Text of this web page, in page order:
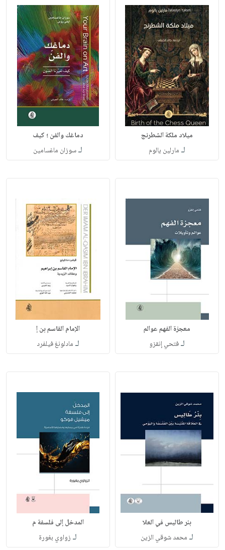
ميلاد ملكة الشطرنج
لـ مارلين يالوم
دماغك والفن ؛ كيف
لـسوزان ماغسامين
معجزة الفهم عوالم
لـفتحي إنقزو
الإمام القاسم بن إ
لـ مادلونغ فيلفرد
بئر طاليس في العلا
لـ محمد شوقي الزين
المدخل إلى فلسفة م
لـ زواوي بغورة